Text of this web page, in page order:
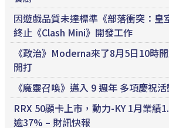
因遊戲品質未達標準《部落衝突：皇
終止《Clash Mini》開發工作
《政治》Moderna來了8月5日10時
開打
《魔靈召喚》邁入 9 週年 多項慶祝
RRX 50顯卡上市，動力-KY 1月業績
逾37% – 財訊快報